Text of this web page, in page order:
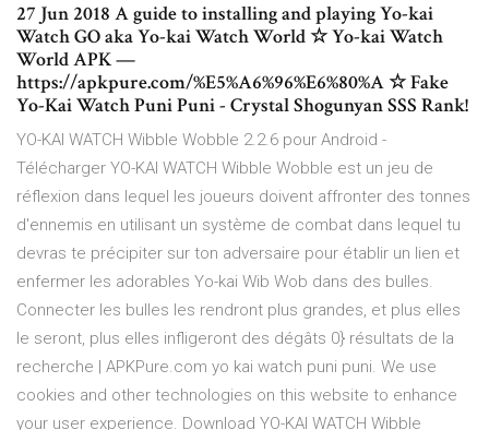
27 Jun 2018 A guide to installing and playing Yo-kai
Watch GO aka Yo-kai Watch World ☆ Yo-kai Watch
World APK —
https://apkpure.com/%E5%A6%96%E6%80%A ☆ Fake
Yo-Kai Watch Puni Puni - Crystal Shogunyan SSS Rank!
YO-KAI WATCH Wibble Wobble 2.2.6 pour Android -
Télécharger YO-KAI WATCH Wibble Wobble est un jeu de
réflexion dans lequel les joueurs doivent affronter des tonnes
d'ennemis en utilisant un système de combat dans lequel tu
devras te précipiter sur ton adversaire pour établir un lien et
enfermer les adorables Yo-kai Wib Wob dans des bulles.
Connecter les bulles les rendront plus grandes, et plus elles
le seront, plus elles infligeront des dégâts 0} résultats de la
recherche | APKPure.com yo kai watch puni puni. We use
cookies and other technologies on this website to enhance
your user experience. Download YO-KAI WATCH Wibble